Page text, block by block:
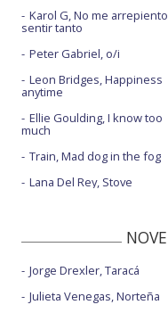
Karol G, No me
sentir tanto
Peter Gabriel, o/i
Leon Bridges, Happiness
anytime
Ellie Goulding, I know too
much
Train, Mad dog in the fog
Lana Del Rey, Stove
Jorge Drexler, Taracá
Julieta Venegas, Norteña